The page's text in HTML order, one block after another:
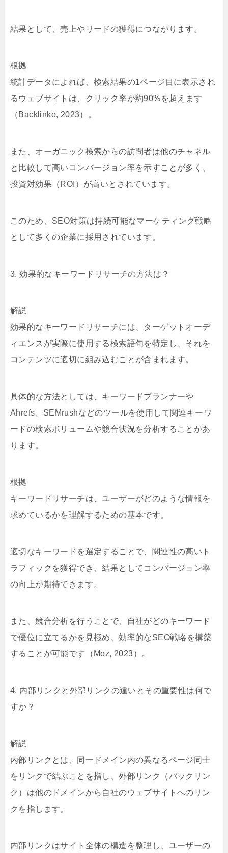
結果として、売上やリードの獲得につながります。
根拠
統計データによれば、検索結果の1ページ目に表示され
るウェブサイトは、クリック率が約90%を超えます
（Backlinko, 2023）。
また、オーガニック検索からの訪問者は他のチャネル
と比較して高いコンバージョン率を示すことが多く、
投資対効果（ROI）が高いとされています。
このため、SEO対策は持続可能なマーケティング戦略
として多くの企業に採用されています。
3. 効果的なキーワードリサーチの方法は？
解説
効果的なキーワードリサーチには、ターゲットオーデ
ィエンスが実際に使用する検索語句を特定し、それを
コンテンツに適切に組み込むことが含まれます。
具体的な方法としては、キーワードプランナーや
Ahrefs、SEMrushなどのツールを使用して関連キーワ
ードの検索ボリュームや競合状況を分析することがあ
ります。
根拠
キーワードリサーチは、ユーザーがどのような情報を
求めているかを理解するための基本です。
適切なキーワードを選定することで、関連性の高いト
ラフィックを獲得でき、結果としてコンバージョン率
の向上が期待できます。
また、競合分析を行うことで、自社がどのキーワード
で優位に立てるかを見極め、効率的なSEO戦略を構築
することが可能です（Moz, 2023）。
4. 内部リンクと外部リンクの違いとその重要性は何で
すか？
解説
内部リンクとは、同一ドメイン内の異なるページ同士
をリンクで結ぶことを指し、外部リンク（バックリン
ク）は他のドメインから自社のウェブサイトへのリン
クを指します。
内部リンクはサイト全体の構造を整理し、ユーザーの